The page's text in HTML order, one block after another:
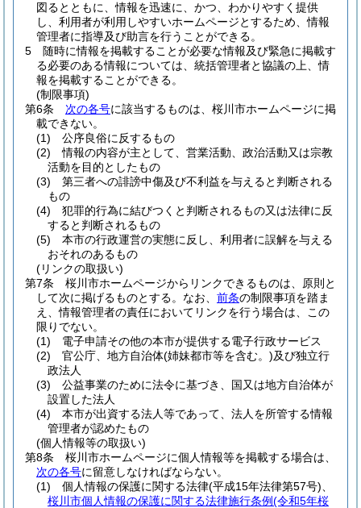
図るとともに、情報を迅速に、かつ、わかりやすく提供
し、利用者が利用しやすいホームページとするため、情報
管理者に指導及び助言を行うことができる。
5
随時に情報を掲載することが必要な情報及び緊急に掲載す
る必要のある情報については、統括管理者と協議の上、情
報を掲載することができる。
(制限事項)
第6条
次の各号に該当するものは、桜川市ホームページに掲
載できない。
(1)
公序良俗に反するもの
(2)
情報の内容が主として、営業活動、政治活動又は宗教
活動を目的としたもの
(3)
第三者への誹謗中傷及び不利益を与えると判断される
もの
(4)
犯罪的行為に結びつくと判断されるもの又は法律に反
すると判断されるもの
(5)
本市の行政運営の実態に反し、利用者に誤解を与える
おそれのあるもの
(リンクの取扱い)
第7条
桜川市ホームページからリンクできるものは、原則と
して次に掲げるものとする。 なお、 前条の制限事項を踏ま
え、情報管理者の責任においてリンクを行う場合は、この
限りでない。
(1)
電子申請その他の本市が提供する電子行政サービス
(2)
官公庁、地方自治体(姉妹都市等を含む。)及び独立行
政法人
(3)
公益事業のために法令に基づき、国又は地方自治体が
設置した法人
(4)
本市が出資する法人等であって、法人を所管する情報
管理者が認めたもの
(個人情報等の取扱い)
第8条
桜川市ホームページに個人情報等を掲載する場合は、
次の各号に留意しなければならない。
(1)
個人情報の保護に関する法律(平成15年法律第57号)
桜川市個人情報の保護に関する法律施行条例(令和5年桜